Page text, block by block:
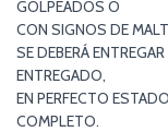
GOLPEADOS O
CON SIGNOS DE
SE DEBERÁ
ENTREGADO,
EN PERFECTO
COMPLETO.